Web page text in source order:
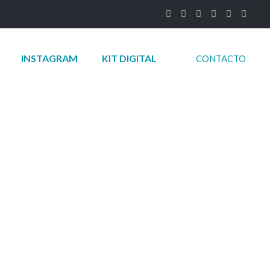
INSTAGRAM KIT DIGITAL CONTACTO